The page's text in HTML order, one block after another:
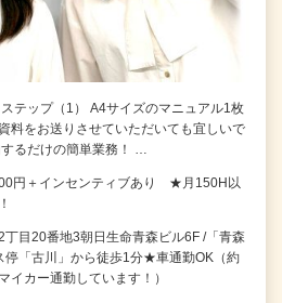
テップ（1） A4サイズのマニュアル1枚
料をお送りさせていただいても宜しいで
るだけの簡単業務！ …
円＋インセンティブあり ★月150H以
丁目20番地3朝日生命青森ビル6F /「青森
停「古川」から徒歩1分★車通勤OK（約
イカー通勤しています！）